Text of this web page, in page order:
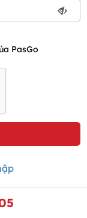
PasGo